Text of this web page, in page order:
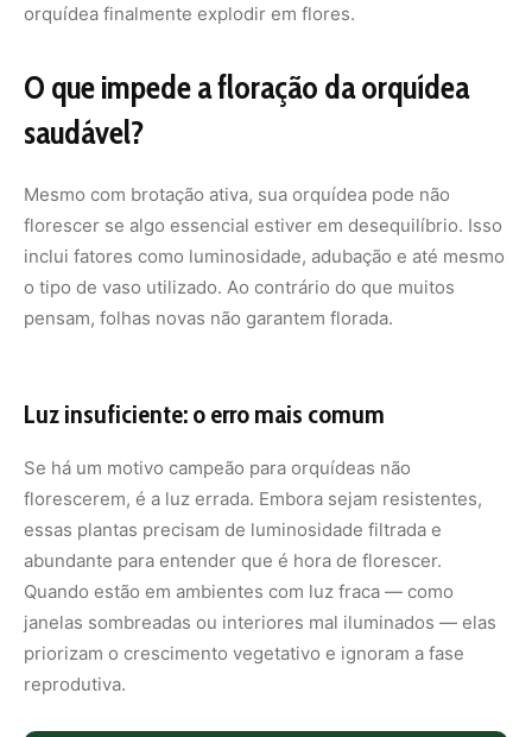
orquídea finalmente explodir em flores.
O que impede a floração da orquídea
saudável?
Mesmo com brotação ativa, sua orquídea pode não
florescer se algo essencial estiver em desequilíbrio. Isso
inclui fatores como luminosidade, adubação e até mesmo
o tipo de vaso utilizado. Ao contrário do que muitos
pensam, folhas novas não garantem florada.
Luz insuficiente: o erro mais comum
Se há um motivo campeão para orquídeas não
florescerem, é a luz errada. Embora sejam resistentes,
essas plantas precisam de luminosidade filtrada e
abundante para entender que é hora de florescer.
Quando estão em ambientes com luz fraca — como
janelas sombreadas ou interiores mal iluminados — elas
priorizam o crescimento vegetativo e ignoram a fase
reprodutiva.